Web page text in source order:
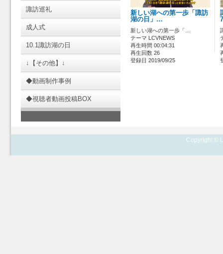
諏訪巡礼
成人式
10.1諏訪湖の日
↓【その他】↓
◆動画制作事例
◆視聴者動画投稿BOX
新しい湖への第一歩「諏訪
湖の日」…
新しい湖への第一歩「…
テーマ LCVNEWS
再生時間 00:04:31
再生回数 26
登録日 2019/09/25
Copyright ©